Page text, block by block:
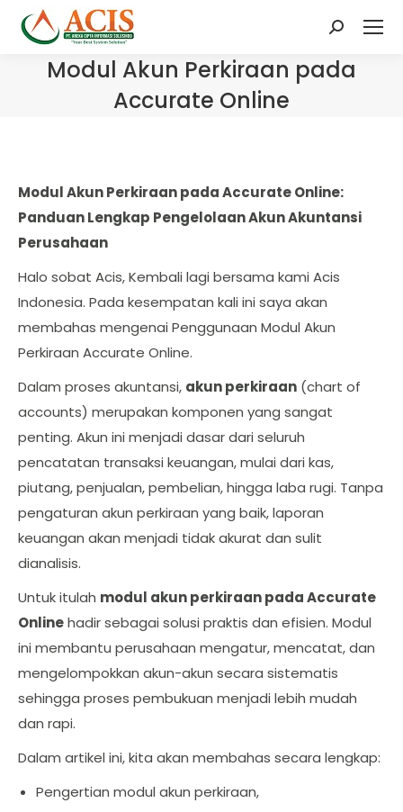
Search:
Modul Akun Perkiraan pada
Accurate Online
Modul Akun Perkiraan pada Accurate Online:
Panduan Lengkap Pengelolaan Akun Akuntansi
Perusahaan
Halo sobat Acis, Kembali lagi bersama kami Acis
Indonesia. Pada kesempatan kali ini saya akan
membahas mengenai Penggunaan Modul Akun
Perkiraan Accurate Online.
Dalam proses akuntansi, akun perkiraan (chart of
accounts) merupakan komponen yang sangat
penting. Akun ini menjadi dasar dari seluruh
pencatatan transaksi keuangan, mulai dari kas,
piutang, penjualan, pembelian, hingga laba rugi. Tanpa
pengaturan akun perkiraan yang baik, laporan
keuangan akan menjadi tidak akurat dan sulit
dianalisis.
Untuk itulah modul akun perkiraan pada Accurate
Onlinehadir sebagai solusi praktis dan efisien. Modul
ini membantu perusahaan mengatur, mencatat, dan
mengelompokkan akun-akun secara sistematis
sehingga proses pembukuan menjadi lebih mudah
dan rapi.
Dalam artikel ini, kita akan membahas secara lengkap:
Pengertian modul akun perkiraan,